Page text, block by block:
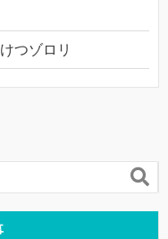
つゾロリ
